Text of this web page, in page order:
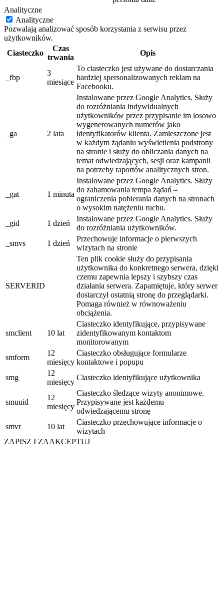
Analityczne
Analityczne
Pozwalają analizować sposób korzystania z serwisu przez
użytkowników.
Ciasteczko
Czas
trwania
Opis
_fbp
3
miesiące
To ciasteczko jest używane do dostarczania
bardziej spersonalizowanych reklam na
Facebooku.
_ga 2 lata
Instalowane przez Google Analytics. Służy
do rozróżniania indywidualnych
użytkowników przez przypisanie im losowo
wygenerowanych numerów jako
identyfikatorów klienta. Zamieszczone jest
w każdym żądaniu wyświetlenia podstrony
na stronie i służy do obliczania danych na
temat odwiedzających, sesji oraz kampanii
na potrzeby raportów analitycznych stron.
_gat 1 minuta
Instalowane przez Google Analytics. Służy
do zahamowania tempa żądań –
ograniczenia pobierania danych na stronach
o wysokim natężeniu ruchu.
_gid
1 dzień
Instalowane przez Google Analytics. Służy
do rozróżniania użytkowników.
_smvs
1 dzień
Przechowuje informacje o pierwszych
wizytach na stronie
SERVERID
Ten plik cookie służy do przypisania
użytkownika do konkretnego serwera, dzięki
czemu zapewnia lepszy i szybszy czas
działania serwera. Zapamiętuje, który serwer
dostarczył ostatnią stronę do przeglądarki.
Pomaga również w równoważeniu
obciążenia.
smclient 10 lat
Ciasteczko identyfikujące, przypisywane
zidentyfikowanym kontaktom
monitorowanym
smform
12
miesięcy
Ciasteczko obsługujące formularze
kontaktowe i popupu
smg
12
miesięcy
Ciasteczko identyfikujące użytkownika
smuuid
12
miesięcy
Ciasteczko śledzące wizyty anonimowe.
Przypisywane jest każdemu
odwiedzającemu stronę
smvr
10 lat
Ciasteczko przechowujące informacje o
wizytach
ZAPISZ I ZAAKCEPTUJ